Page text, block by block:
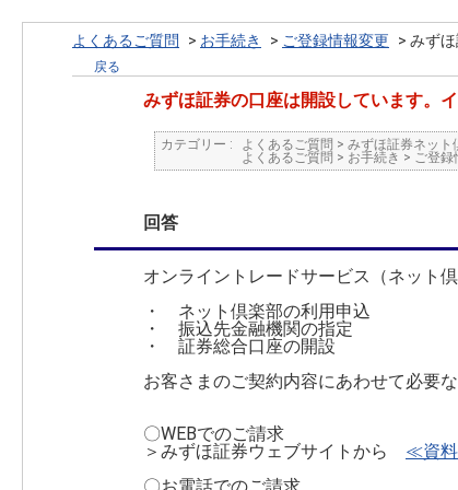
よくあるご質問 > お手続き > ご登録情報変更 > みず
戻る
みずほ証券の口座は開設しています。
カテゴリー : よくあるご質問 > みずほ証券ネット
よくあるご質問 > お手続き > ご登録
回答
オンライントレードサービス（ネット
・ ネット倶楽部の利用申込
・ 振込先金融機関の指定
・ 証券総合口座の開設
お客さまのご契約内容にあわせて必要
〇WEBでのご請求
＞みずほ証券ウェブサイトから ≪資